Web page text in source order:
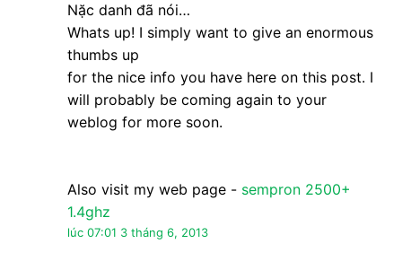
Nặc danh đã nói…
Whats up! I simply want to give an enormous
thumbs up
for the nice info you have here on this post. I
will probably be coming again to your
weblog for more soon.
Also visit my web page - sempron 2500+
1.4ghz
lúc 07:01 3 tháng 6, 2013